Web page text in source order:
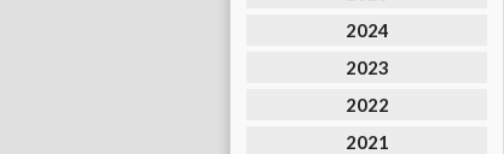
2024
2023
2022
2021